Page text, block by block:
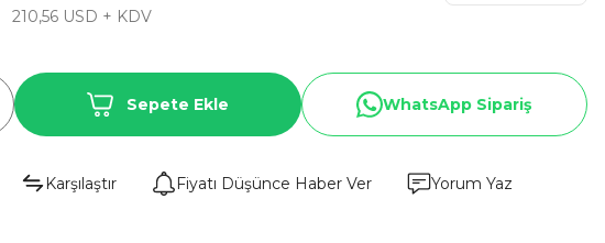
210,56 USD + KDV
Sepete Ekle WhatsApp Sipariş
Karşılaştır Fiyatı Düşünce Haber Ver Yorum Yaz